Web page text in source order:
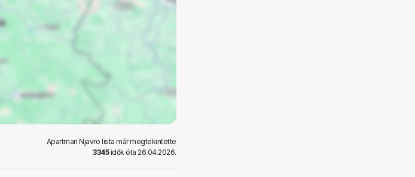
Apartman Njavro lista már megtekintette
3345idők óta 26.04.2026.